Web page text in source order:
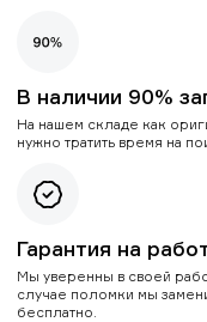
В наличии 90%
На нашем складе как
нужно тратить время на
Гарантия на
Мы уверенны в своей
случае поломки мы
бесплатно.